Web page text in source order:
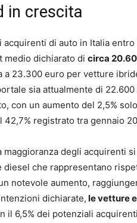
in crescita
di auto in Italia entro
medio dichiarato di circa
a 23.300 euro per vetture
sia attualmente di
con un aumento del 2,5%
registrato tra gennaio
degli acquirenti
che rappresentano
notevole aumento,
dichiarate, le vetture
il 6,5% dei potenziali